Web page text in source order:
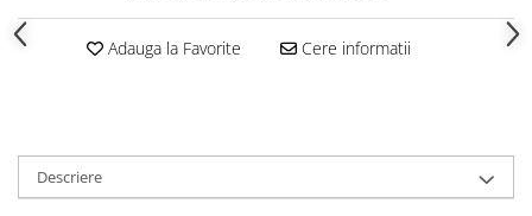
Adauga la Favorite Cere informatii
Descriere